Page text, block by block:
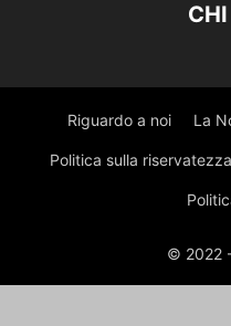
Riguardo a noi La
Politica sulla riservatezza
© 2022